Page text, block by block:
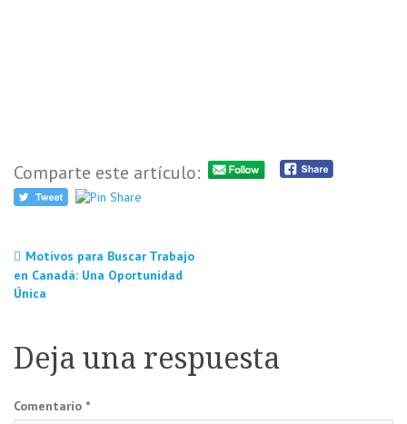
Comparte este artículo:
Navegación
de
entradas
Motivos para Buscar Trabajo
en Canadá: Una Oportunidad
Única
Deja una respuesta
Comentario *